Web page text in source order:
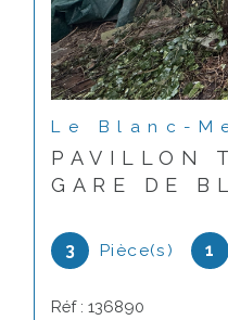
Le Blanc-
PAVILLON
GARE DE
3 Pièce(s) 1
Réf : 136890